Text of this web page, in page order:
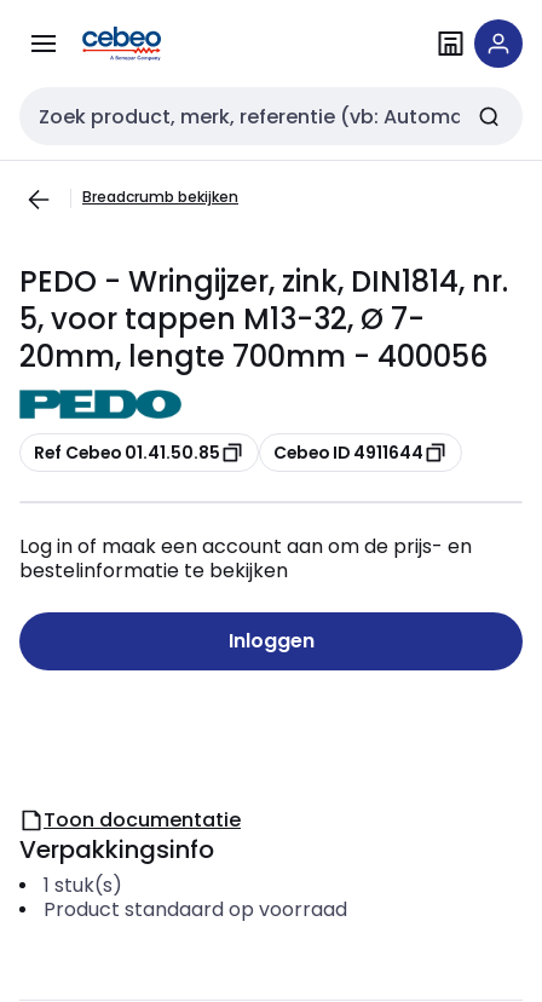
naar
naar
Zoekveld invoer
Breadcrumb bekijken
PEDO - Wringijzer, zink, DIN1814, nr.
5, voor tappen M13-32, Ø 7-
20mm, lengte 700mm - 400056
Kopiëren
Ref Cebeo 01.41.50.85 Kopiëren
Cebeo ID 4911644
Log in of maak een account aan om de prijs- en
bestelinformatie te bekijken
Inloggen
Toon documentatie
Verpakkingsinfo
1 stuk(s)
Product standaard op voorraad